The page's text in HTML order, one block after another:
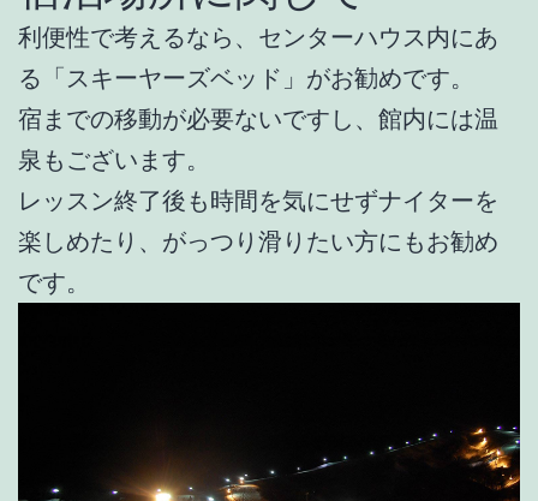
利便性で考えるなら、センターハウス内にあ
る「スキーヤーズベッド」がお勧めです。
宿までの移動が必要ないですし、館内には温
泉もございます。
レッスン終了後も時間を気にせずナイターを
楽しめたり、がっつり滑りたい方にもお勧め
です。